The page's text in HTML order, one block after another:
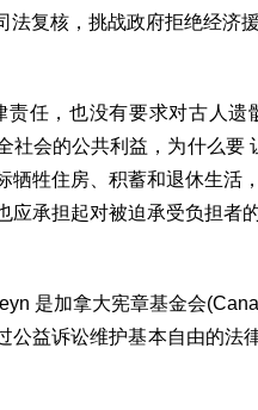
法复核，挑战政府拒绝经济
责任，也没有要求对古人
社会的公共利益，为什么要
牺牲住房、积蓄和退休生活
应承担起对被迫承受负担者
是加拿大宪章基金会
公益诉讼维护基本自由的法